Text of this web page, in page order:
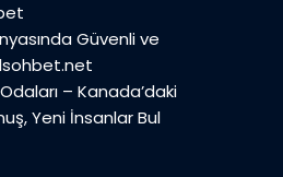
Güvenli ve
– Kanada’daki
Yeni İnsanlar Bul